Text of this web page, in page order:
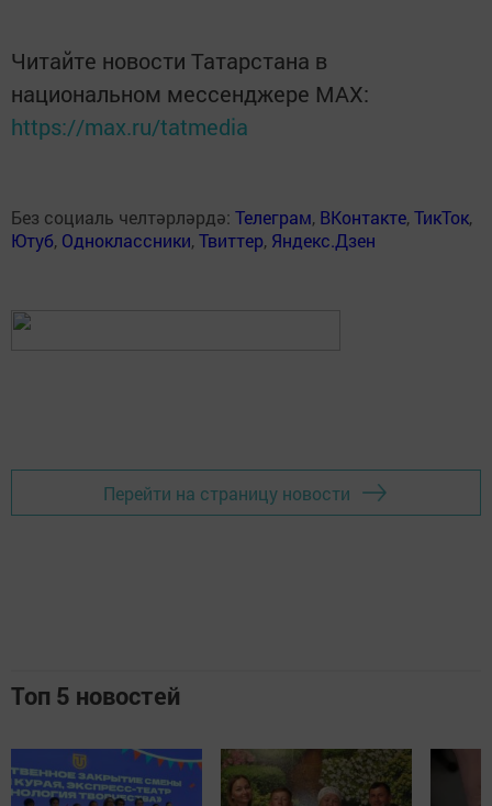
Читайте новости Татарстана в
национальном мессенджере MАХ:
https://max.ru/tatmedia
Без социаль челтәрләрдә: Телеграм, ВКонтакте,ТикТок,
Ютуб, Одноклассники,Твиттер, Яндекс.Дзен
Перейти на страницу новости
Топ 5 новостей